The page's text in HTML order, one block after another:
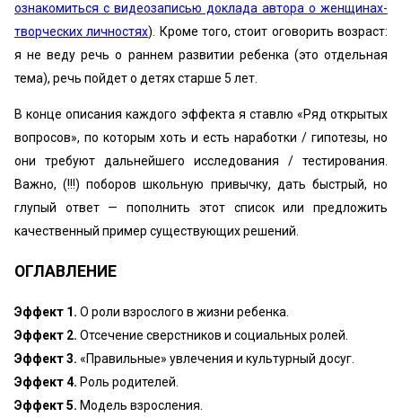
ознакомиться с видеозаписью доклада автора о женщинах-
творческих личностях). Кроме того, стоит оговорить возраст:
я не веду речь о раннем развитии ребенка (это отдельная
тема), речь пойдет о детях старше 5 лет.
В конце описания каждого эффекта я ставлю «Ряд открытых
вопросов», по которым хоть и есть наработки / гипотезы, но
они требуют дальнейшего исследования / тестирования.
Важно, (!!!) поборов школьную привычку, дать быстрый, но
глупый ответ — пополнить этот список или предложить
качественный пример существующих решений.
ОГЛАВЛЕНИЕ
Эффект 1. О роли взрослого в жизни ребенка.
Эффект 2. Отсечение сверстников и социальных ролей.
Эффект 3. «Правильные» увлечения и культурный досуг.
Эффект 4. Роль родителей.
Эффект 5. Модель взросления.